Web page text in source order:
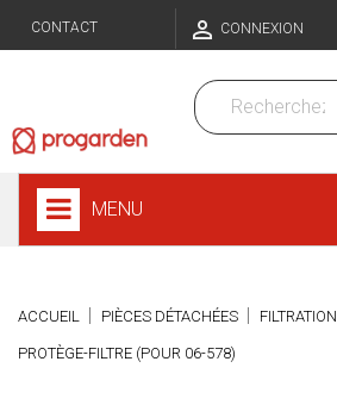
CONTACT  CONNEXION
MENU
ACCUEIL PIÈCES DÉTACHÉES FILTRATION
PROTÈGE-FILTRE (POUR 06-578)